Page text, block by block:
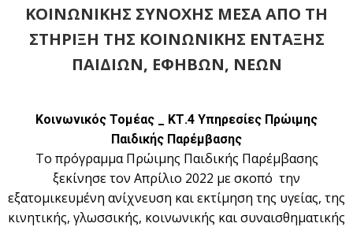
ΚΟΙΝΩΝΙΚΗΣ ΣΥΝΟΧΗΣ ΜΕΣΑ ΑΠΟ ΤΗ
ΣΤΗΡΙΞΗ ΤΗΣ ΚΟΙΝΩΝΙΚΗΣ ΕΝΤΑΞΗΣ
ΠΑΙΔΙΩΝ, ΕΦΗΒΩΝ, ΝΕΩΝ
Κοινωνικός Τομέας _ ΚΤ.4 Υπηρεσίες Πρώιμης
Παιδικής Παρέμβασης
Το πρόγραμμα Πρώιμης Παιδικής Παρέμβασης
ξεκίνησε τον Απρίλιο 2022 με σκοπό την
εξατομικευμένη ανίχνευση και εκτίμηση της υγείας, της
κινητικής, γλωσσικής, κοινωνικής και συναισθηματικής